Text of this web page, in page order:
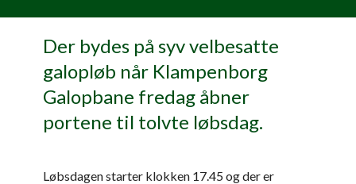
Der bydes på syv velbesatte
galopløb når Klampenborg
Galopbane fredag åbner
portene til tolvte løbsdag.
Løbsdagen starter klokken 17.45 og der er